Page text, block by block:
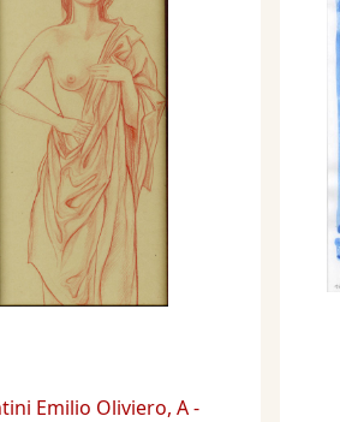
Emilio Oliviero, A -